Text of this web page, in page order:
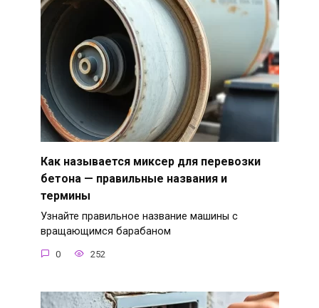
Как называется миксер для перевозки
бетона — правильные названия и
термины
Узнайте правильное название машины с
вращающимся барабаном
0 252